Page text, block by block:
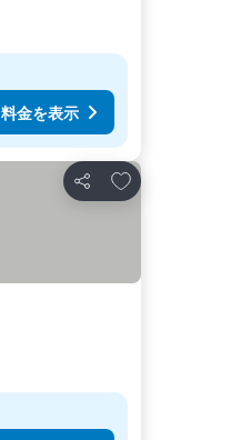
料金を表示
シェア
お気に入りに追加